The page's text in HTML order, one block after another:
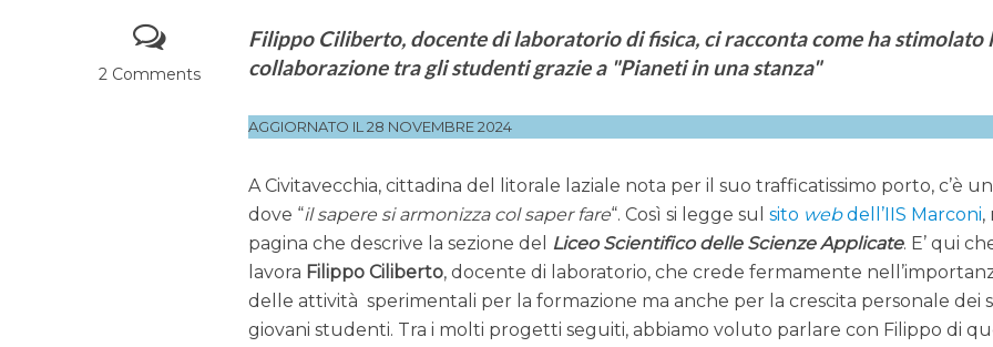
2 Comments
Filippo Ciliberto, docente di laboratorio di fisica, ci racconta come ha stimolato
collaborazione tra gli studenti grazie a "Pianeti in una stanza"
AGGIORNATO IL 28 NOVEMBRE 2024
A Civitavecchia, cittadina del litorale laziale nota per il suo trafficatissimo porto, c’è
dove “il sapere si armonizza col saper fare“. Così si legge sulsito webdell’IIS Marconi,
pagina che descrive la sezione del Liceo Scientifico delle Scienze Applicate. E’ qui
lavora Filippo Ciliberto, docente di laboratorio, che crede fermamente
delle attività sperimentali per la formazione ma anche per la crescita personale dei
giovani studenti. Tra i molti progetti seguiti, abbiamo voluto parlare con Filippo di